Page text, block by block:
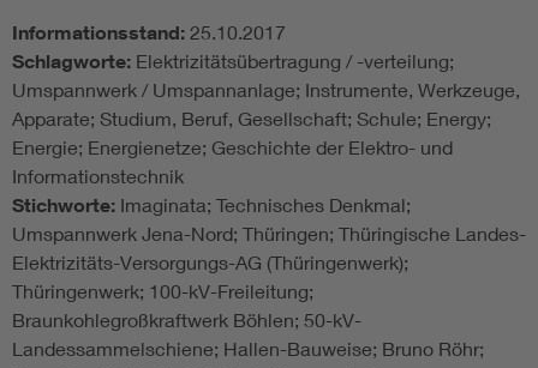
Informationsstand: 25.10.2017
Schlagworte: Elektrizitätsübertragung / -verteilung;
Umspannwerk / Umspannanlage; Instrumente, Werkzeuge,
Apparate; Studium, Beruf, Gesellschaft; Schule; Energy;
Energie; Energienetze; Geschichte der Elektro- und
Informationstechnik
Stichworte: Imaginata; Technisches Denkmal;
Umspannwerk Jena-Nord; Thüringen; Thüringische Landes-
Elektrizitäts-Versorgungs-AG (Thüringenwerk);
Thüringenwerk; 100-kV-Freileitung;
Braunkohlegroßkraftwerk Böhlen; 50-kV-
Landessammelschiene; Hallen-Bauweise; Bruno Röhr;